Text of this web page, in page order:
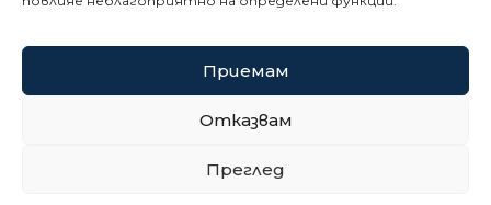
Приемам
Отказвам
Преглед
Политика за поверителност